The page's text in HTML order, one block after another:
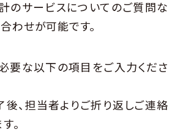
のサービスについてのご質問な
わせが可能です。
要な以下の項目をご入力くださ
後、担当者よりご折り返しご連絡
。